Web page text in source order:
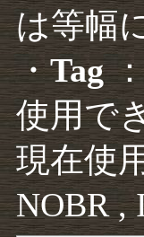
は等幅
・Tag
使用で
現在使
NOBR ,